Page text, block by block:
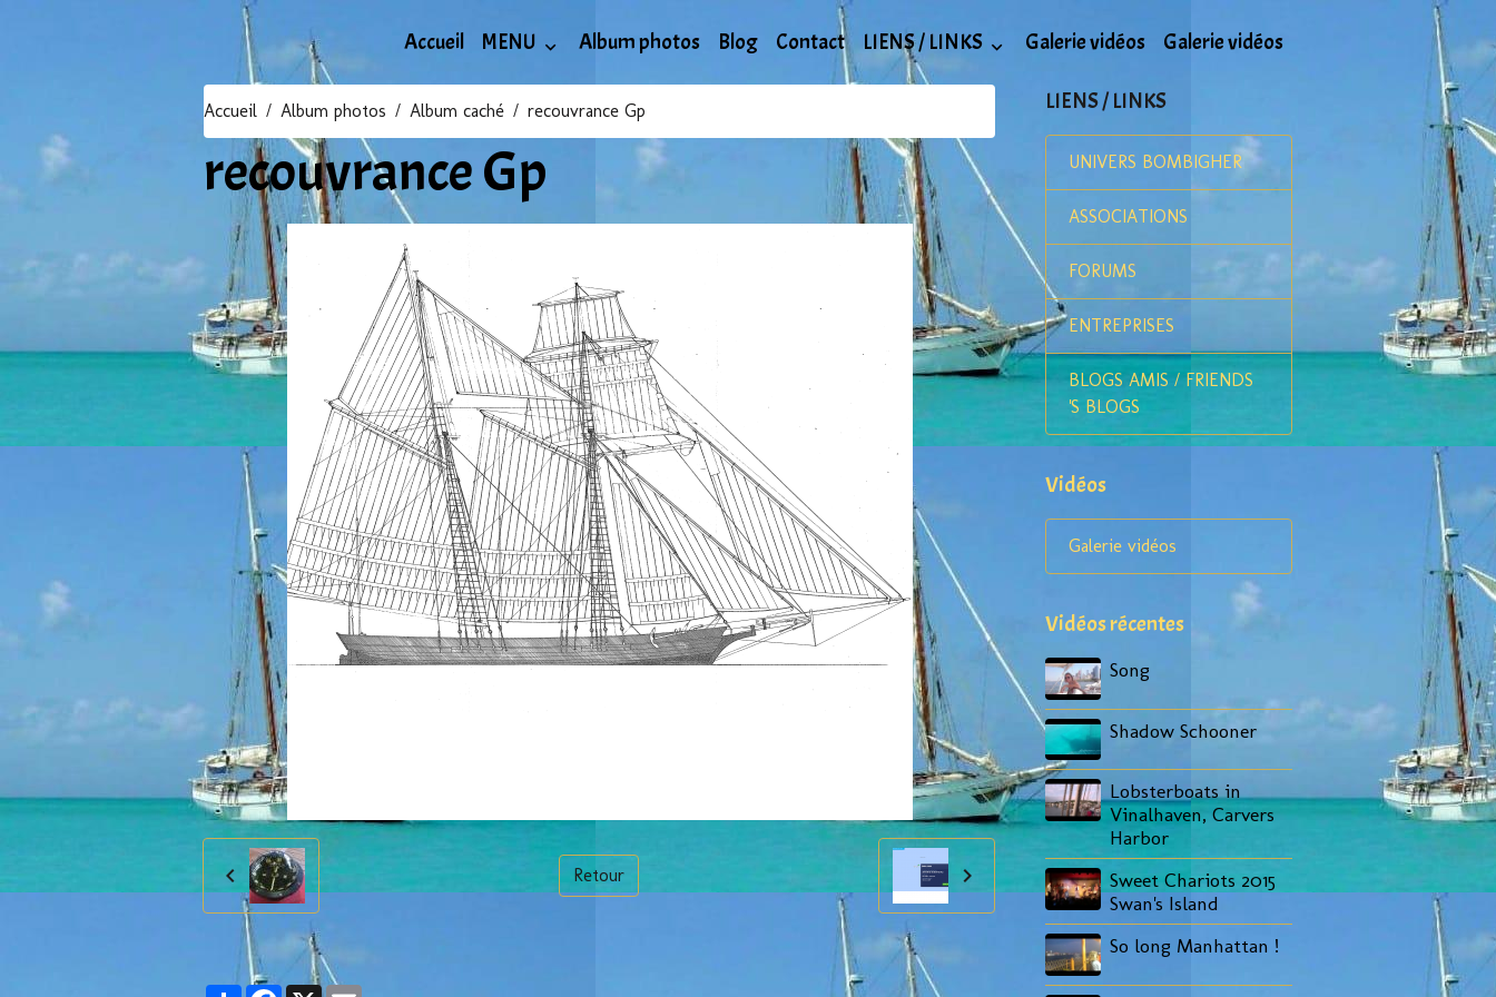
Accueil MENU Album photos Blog Contact LIENS / LINKS Galerie vidéos Galerie vidéos
Accueil Album photos Album caché recouvrance Gp
recouvrance Gp
Retour
LIENS / LINKS
UNIVERS BOMBIGHER
ASSOCIATIONS
FORUMS
ENTREPRISES
BLOGS AMIS / FRIENDS
'S BLOGS
Vidéos
Galerie vidéos
Vidéos récentes
Song
Shadow Schooner
Lobsterboats in
Vinalhaven, Carvers
Harbor
Sweet Chariots 2015
Swan's Island
So long Manhattan !